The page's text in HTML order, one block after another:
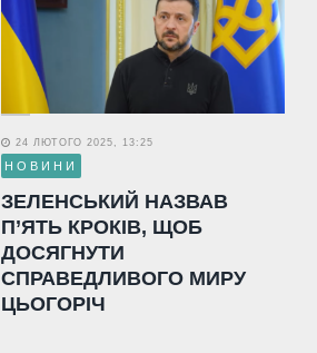
24 ЛЮТОГО 2025, 13:25
НОВИНИ
ЗЕЛЕНСЬКИЙ НАЗВАВ
П’ЯТЬ КРОКІВ, ЩОБ
ДОСЯГНУТИ
СПРАВЕДЛИВОГО МИРУ
ЦЬОГОРІЧ